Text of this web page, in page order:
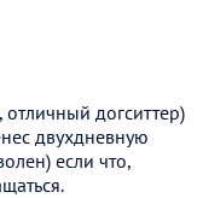
догситтер)
двухдневную
если что,